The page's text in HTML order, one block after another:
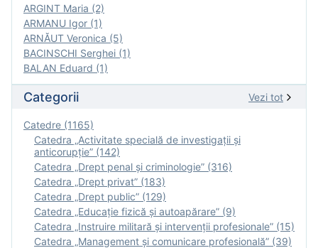
ARGINT Maria (2)
ARMANU Igor (1)
ARNĂUT Veronica (5)
BACINSCHI Serghei (1)
BALAN Eduard (1)
Categorii Vezi tot
Catedre (1165)
Catedra „Activitate specială de investigaţii şi
anticorupție” (142)
Catedra „Drept penal și criminologie” (316)
Catedra „Drept privat” (183)
Catedra „Drept public” (129)
Catedra „Educație fizică şi autoapărare” (9)
Catedra „Instruire militară şi intervenţii profesionale” (15)
Catedra „Management și comunicare profesională” (39)